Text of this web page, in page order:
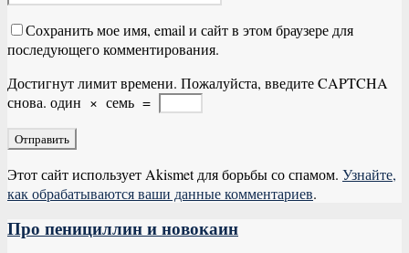
Сохранить мое имя, email и сайт в этом браузере для
последующего комментирования.
Достигнут лимит времени. Пожалуйста, введите CAPTCHA
снова. один × семь =
Этот сайт использует Akismet для борьбы со спамом. Узнайте,
как обрабатываются ваши данные комментариев.
Про пенициллин и новокаин